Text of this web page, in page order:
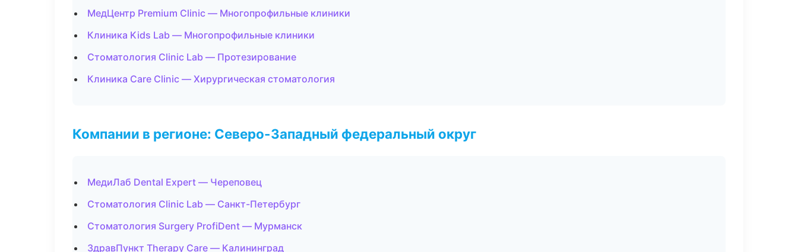
МедЦентр Premium Clinic — Многопрофильные клиники
Клиника Kids Lab — Многопрофильные клиники
Стоматология Clinic Lab — Протезирование
Клиника Care Clinic — Хирургическая стоматология
Компании в регионе: Северо-Западный федеральный округ
МедиЛаб Dental Expert — Череповец
Стоматология Clinic Lab — Санкт-Петербург
Стоматология Surgery ProfiDent — Мурманск
ЗдравПункт Therapy Care — Калининград